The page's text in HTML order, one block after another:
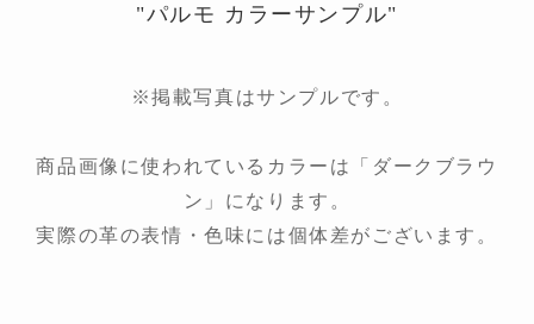
"パルモ カラーサンプル"
※掲載写真はサンプルです。
商品画像に使われているカラーは「ダークブラウ
ン」になります。
実際の革の表情・色味には個体差がございます。